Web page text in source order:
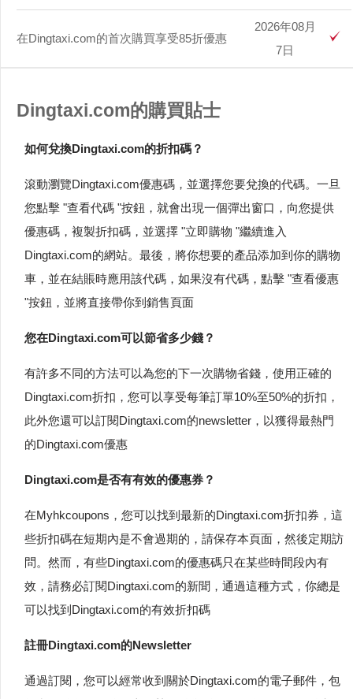
在Dingtaxi.com的首次購買享受85折優惠
2026年08月
7日
Dingtaxi.com的購買貼士
如何兌換Dingtaxi.com的折扣碼？
滾動瀏覽Dingtaxi.com優惠碼，並選擇您要兌換的代碼。一旦
您點擊 "查看代碼 "按鈕，就會出現一個彈出窗口，向您提供
優惠碼，複製折扣碼，並選擇 "立即購物 "繼續進入
Dingtaxi.com的網站。最後，將你想要的產品添加到你的購物
車，並在結賬時應用該代碼，如果沒有代碼，點擊 "查看優惠
"按鈕，並將直接帶你到銷售頁面
您在Dingtaxi.com可以節省多少錢？
有許多不同的方法可以為您的下一次購物省錢，使用正確的
Dingtaxi.com折扣，您可以享受每筆訂單10%至50%的折扣，
此外您還可以訂閱Dingtaxi.com的newsletter，以獲得最熱門
的Dingtaxi.com優惠
Dingtaxi.com是否有有效的優惠券？
在Myhkcoupons，您可以找到最新的Dingtaxi.com折扣券，這
些折扣碼在短期內是不會過期的，請保存本頁面，然後定期訪
問。然而，有些Dingtaxi.com的優惠碼只在某些時間段內有
效，請務必訂閱Dingtaxi.com的新聞，通過這種方式，你總是
可以找到Dingtaxi.com的有效折扣碼
註冊Dingtaxi.com的Newsletter
通過訂閱，您可以經常收到關於Dingtaxi.com的電子郵件，包